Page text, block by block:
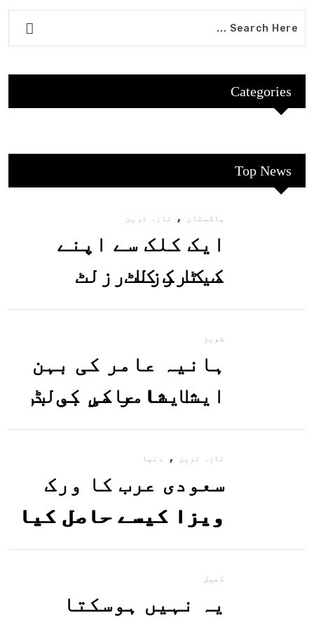
Categories
Top News
پاکستان , تازہ ترین
ایک کلک سے اپنے
میٹرک کا رزلٹ
معلوم کریں
شوبز
ہانیہ عامر کی بہن
ایشا عامر کی بولڈ
تصاویر وائرل ہو
گئیں
تازہ ترین , دنیا
سعودی عرب کا ورک
ویزا کیسے حاصل کیا
جاسکتا ہے؟جانیے
کھیل
یہ نہیں ہوسکتا